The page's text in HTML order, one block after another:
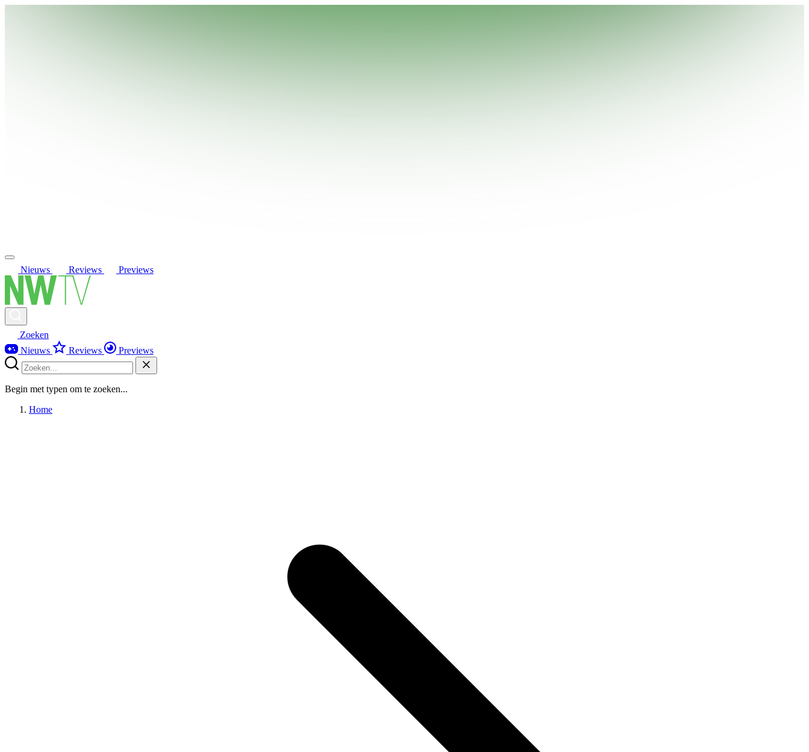
Nieuws Reviews Previews
Zoeken
Nieuws
Reviews Previews
Begin met typen om te zoeken...
Home